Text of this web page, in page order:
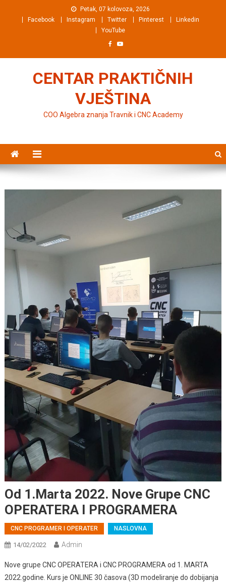
Petak, 07 kolovoza, 2026
Facebook
Instagram Twitter Pinterest
Linkedin
YouTube
CENTAR PRAKTIČNIH
VJEŠTINA
COO Algebra znanja Travnik i CNC Academy
Od 1.Marta 2022. Nove Grupe CNC
OPERATERA I PROGRAMERA
CNC PROGRAMER I OPERATER NASLOVNA
14/02/2022 Admin
Nove grupe CNC OPERATERA i CNC PROGRAMERA od 1. MARTA
2022.godine. Kurs je ONLINE 30 časova (3D modeliranje do dobijanja